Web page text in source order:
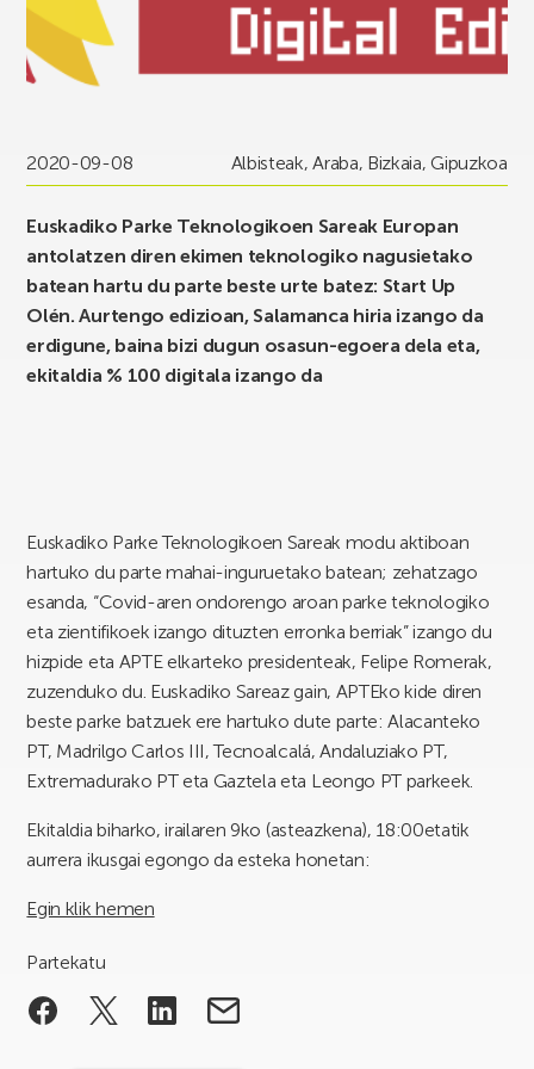
2020-09-08 Albisteak,Araba, Bizkaia,Gipuzkoa
Euskadiko Parke Teknologikoen Sareak Europan
antolatzen diren ekimen teknologiko nagusietako
batean hartu du parte beste urte batez: Start Up
Olén. Aurtengo edizioan, Salamanca hiria izango da
erdigune, baina bizi dugun osasun-egoera dela eta,
ekitaldia % 100 digitala izango da
Euskadiko Parke Teknologikoen Sareak modu aktiboan
hartuko du parte mahai-inguruetako batean; zehatzago
esanda, “Covid-aren ondorengo aroan parke teknologiko
eta zientifikoek izango dituzten erronka berriak” izango du
hizpide eta APTE elkarteko presidenteak, Felipe Romerak,
zuzenduko du. Euskadiko Sareaz gain, APTEko kide diren
beste parke batzuek ere hartuko dute parte: Alacanteko
PT, Madrilgo Carlos III, Tecnoalcalá, Andaluziako PT,
Extremadurako PT eta Gaztela eta Leongo PT parkeek.
Ekitaldia biharko, irailaren 9ko (asteazkena), 18:00etatik
aurrera ikusgai egongo da esteka honetan:
Egin klik hemen
Partekatu